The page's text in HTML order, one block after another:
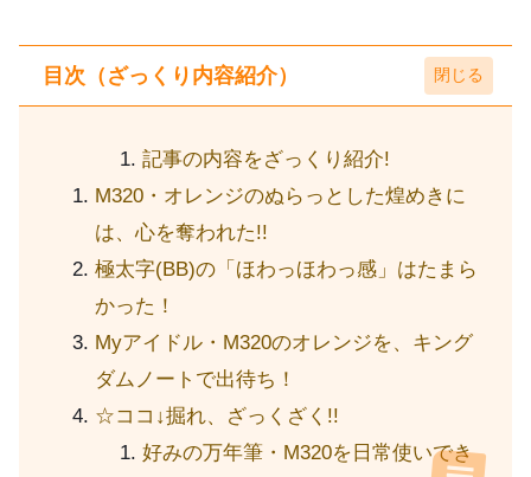
目次（ざっくり内容紹介）
記事の内容をざっくり紹介!
M320・オレンジのぬらっとした煌めきに
は、心を奪われた!!
極太字(BB)の「ほわっほわっ感」はたまら
かった！
Myアイドル・M320のオレンジを、キング
ダムノートで出待ち！
☆ココ↓掘れ、ざっくざく!!
好みの万年筆・M320を日常使いでき